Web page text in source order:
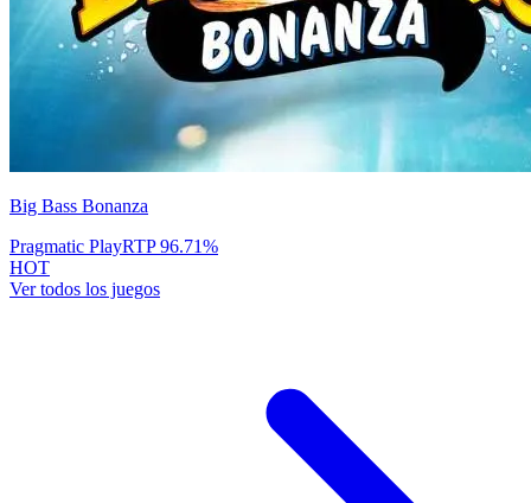
Big Bass Bonanza
Pragmatic PlayRTP96.71%
HOT
Ver todos los juegos